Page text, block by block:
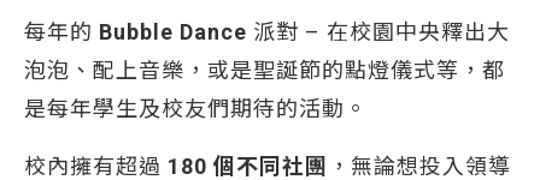
每年的 Bubble Dance 派對 – 在校園中央釋出大
泡泡、配上音樂，或是聖誕節的點燈儀式等，都
是每年學生及校友們期待的活動。
校內擁有超過 180 個不同社團 ，無論想投入領導